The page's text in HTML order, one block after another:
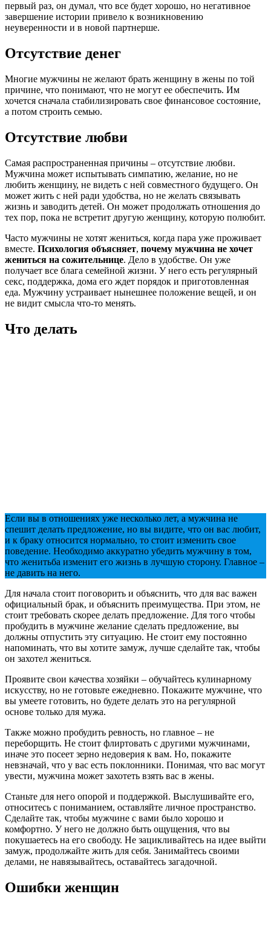
первый раз, он думал, что все будет хорошо, но негативное
завершение истории привело к возникновению
неуверенности и в новой партнерше.
Отсутствие денег
Многие мужчины не желают брать женщину в жены по той
причине, что понимают, что не могут ее обеспечить. Им
хочется сначала стабилизировать свое финансовое состояние,
а потом строить семью.
Отсутствие любви
Самая распространенная причины – отсутствие любви.
Мужчина может испытывать симпатию, желание, но не
любить женщину, не видеть с ней совместного будущего. Он
может жить с ней ради удобства, но не желать связывать
жизнь и заводить детей. Он может продолжать отношения до
тех пор, пока не встретит другую женщину, которую полюбит.
Часто мужчины не хотят жениться, когда пара уже проживает
вместе. Психология объясняет, почему мужчина не хочет
жениться на сожительнице. Дело в удобстве. Он уже
получает все блага семейной жизни. У него есть регулярный
секс, поддержка, дома его ждет порядок и приготовленная
еда. Мужчину устраивает нынешнее положение вещей, и он
не видит смысла что-то менять.
Что делать
Если вы в отношениях уже несколько лет, а мужчина не
спешит делать предложение, но вы видите, что он вас любит,
и к браку относится нормально, то стоит изменить свое
поведение. Необходимо аккуратно убедить мужчину в том,
что женитьба изменит его жизнь в лучшую сторону. Главное –
не давить на него.
Для начала стоит поговорить и объяснить, что для вас важен
официальный брак, и объяснить преимущества. При этом, не
стоит требовать скорее делать предложение. Для того чтобы
пробудить в мужчине желание сделать предложение, вы
должны отпустить эту ситуацию. Не стоит ему постоянно
напоминать, что вы хотите замуж, лучше сделайте так, чтобы
он захотел жениться.
Проявите свои качества хозяйки – обучайтесь кулинарному
искусству, но не готовьте ежедневно. Покажите мужчине, что
вы умеете готовить, но будете делать это на регулярной
основе только для мужа.
Также можно пробудить ревность, но главное – не
переборщить. Не стоит флиртовать с другими мужчинами,
иначе это посеет зерно недоверия к вам. Но, покажите
невзначай, что у вас есть поклонники. Понимая, что вас могут
увести, мужчина может захотеть взять вас в жены.
Станьте для него опорой и поддержкой. Выслушивайте его,
относитесь с пониманием, оставляйте личное пространство.
Сделайте так, чтобы мужчине с вами было хорошо и
комфортно. У него не должно быть ощущения, что вы
покушаетесь на его свободу. Не зацикливайтесь на идее выйти
замуж, продолжайте жить для себя. Занимайтесь своими
делами, не навязывайтесь, оставайтесь загадочной.
Ошибки женщин